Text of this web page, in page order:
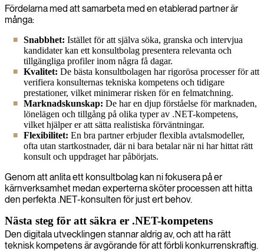
Fördelarna med att samarbeta med en etablerad partner är
många:
Snabbhet: Istället för att själva söka, granska och intervjua
kandidater kan ett konsultbolag presentera relevanta och
tillgängliga profiler inom några få dagar.
Kvalitet: De bästa konsultbolagen har rigorösa processer för att
verifiera konsulternas tekniska kompetens och tidigare
prestationer, vilket minimerar risken för en felmatchning.
Marknadskunskap: De har en djup förståelse för marknaden,
lönelägen och tillgång på olika typer av .NET-kompetens,
vilket hjälper er att sätta realistiska förväntningar.
Flexibilitet: En bra partner erbjuder flexibla avtalsmodeller,
ofta utan startkostnader, där ni bara betalar när ni har hittat rätt
konsult och uppdraget har påbörjats.
Genom att anlita ett konsultbolag kan ni fokusera på er
kärnverksamhet medan experterna sköter processen att hitta
den perfekta .NET-konsulten för just ert behov.
Nästa steg för att säkra er .NET-kompetens
Den digitala utvecklingen stannar aldrig av, och att ha rätt
teknisk kompetens är avgörande för att förbli konkurrenskraftig.